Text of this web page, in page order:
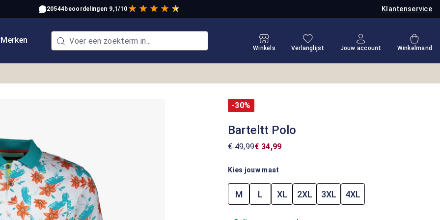
Klantenservice
20544beoordelingen 9,1/10
Merken
Winkels
Je hebt 0 items op je verlanglijstje
Verlanglijst Jouw account Winkelmand
-30%
Barteltt Polo
€ 49,99€ 34,99
Kies jouw maat
M L XL 2XL 3XL 4XL